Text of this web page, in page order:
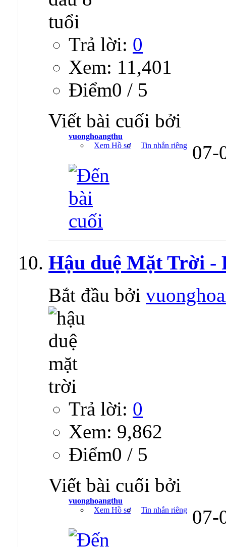
Trả lời: 0
Xem: 11,401
Ðiểm0 / 5
Viết bài cuối bởi
vuonghoangthu
Xem Hồ sơ
Tin nhắn riêng 07-
Hậu duệ Mặt Trời -
Bắt đầu bởi
Trả lời: 0
Xem: 9,862
Ðiểm0 / 5
Viết bài cuối bởi
vuonghoangthu
Xem Hồ sơ
Tin nhắn riêng 07-